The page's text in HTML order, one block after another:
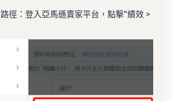
徑：登入亞馬遜賣家平台，點擊“績效 >